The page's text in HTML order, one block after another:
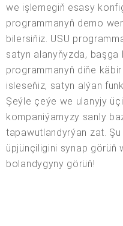
we işlemegiň esasy
programmanyň demo
bilersiňiz. USU
satyn alanyňyzda,
programmanyň diňe
isleseňiz, satyn alýan
Şeýle çeýe we ulanyjy
kompaniýamyzy sanly
tapawutlandyrýan zat.
üpjünçiligini synap görüň
bolandygyny görüň!